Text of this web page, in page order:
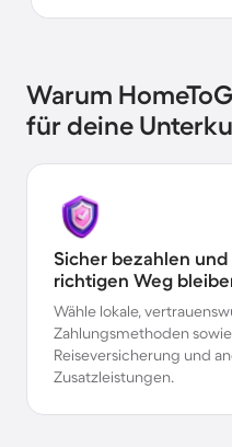
Warum
für deine
Sicher bezahlen
richtigen Weg
Wähle lokale,
Zahlungsmethoden
Reiseversicherung und
Zusatzleistungen.